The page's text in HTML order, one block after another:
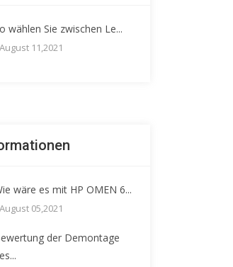
wählen Sie zwischen Le...
11,2021
wäre es mit HP OMEN 6...
05,2021
der Demontage